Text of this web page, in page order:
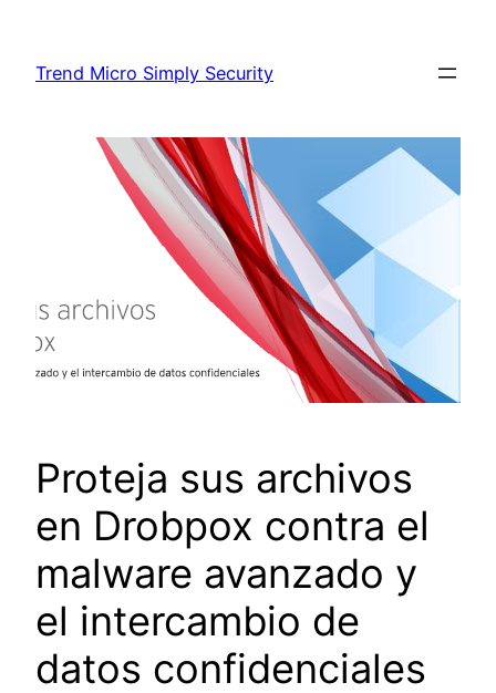
content
Trend Micro Simply Security
Proteja sus archivos
en Drobpox contra el
malware avanzado y
el intercambio de
datos confidenciales